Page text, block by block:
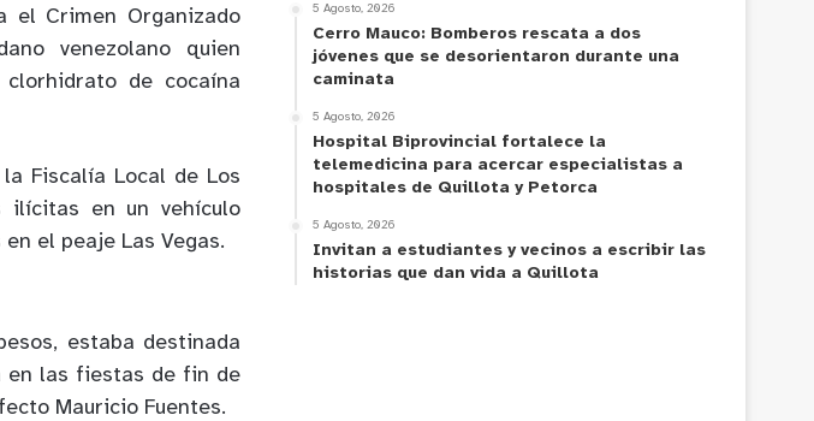
el Crimen Organizado
venezolano quien
de cocaína
Fiscalía Local de Los
ilícitas en un vehículo
el peaje Las Vegas.
estaba destinada
en las fiestas de fin de
Mauricio Fuentes.
5 Agosto, 2026
Cerro Mauco: Bomberos rescata a dos
jóvenes que se desorientaron durante una
caminata
5 Agosto, 2026
Hospital Biprovincial fortalece la
telemedicina para acercar especialistas a
hospitales de Quillota y Petorca
5 Agosto, 2026
Invitan a estudiantes y vecinos a escribir las
historias que dan vida a Quillota